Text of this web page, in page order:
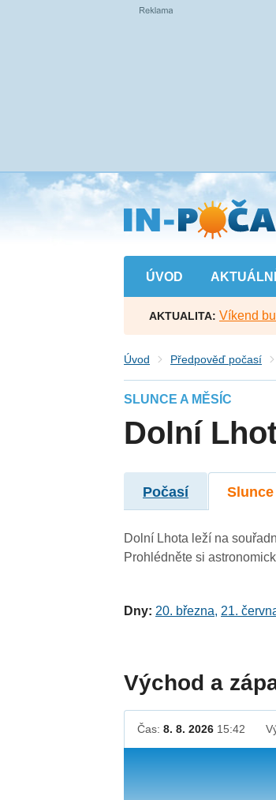
Přejít
na
hlavní
obsah
ÚVOD
AKTUALITA: Víkend
Úvod Předpověď počasí
SLUNCE A MĚSÍC
Dolní
Počasí
Dolní Lhota leží na
Prohlédněte si
Dny: 20. března, 21.
Východ a
Čas:8. 8. 2026 15:42